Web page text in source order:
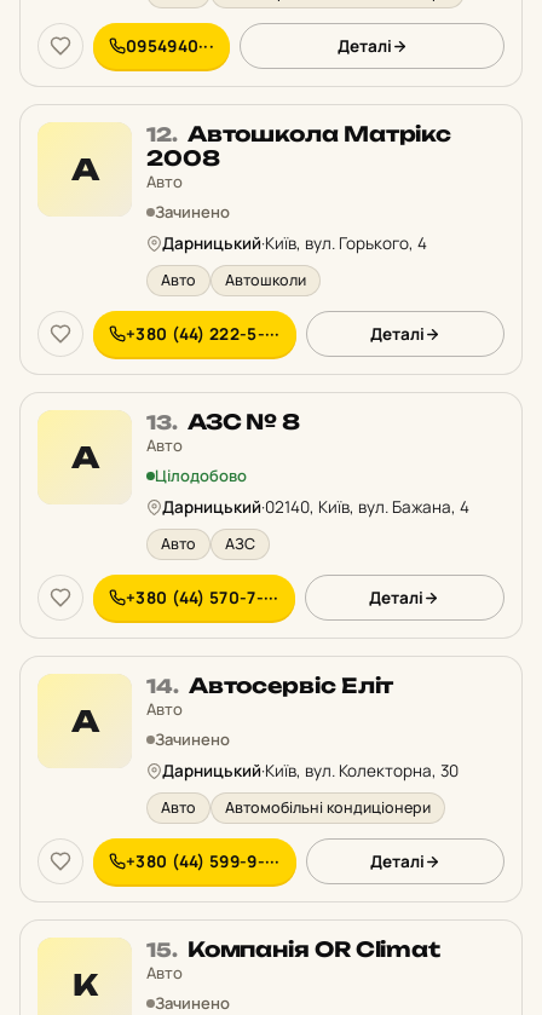
0954940··· Деталі
А
12. Місце
12
рейтингу:
Автошкола Матрікс
2008
Авто
Зачинено
Дарницький·Київ, вул. Горького, 4
Авто Автошколи
+380 (44) 222-5-··· Деталі
А
13. Місце
у
АЗС № 8
Авто
Цілодобово
Дарницький·02140, Київ, вул. Бажана, 4
Авто АЗС
+380 (44) 570-7-··· Деталі
А
14. Місце
у
Автосервіс Еліт
Авто
Зачинено
Дарницький·Київ, вул. Колекторна, 30
Авто Автомобільні кондиціонери
+380 (44) 599-9-··· Деталі
К
15. Місце
у
Компанія OR Climat
Авто
Зачинено